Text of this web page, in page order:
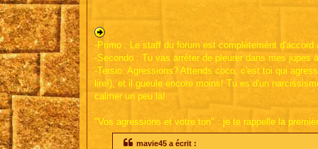
-Primo : Le staff du forum est complètement d'accord
-Secondo : Tu vas arrêter de pleurer dans mes jupes
-Tersio: Agressions? Attends coco, c'est toi qui
lire!), et il gueule encore moins! Tu es d'un
calmer un peu là!
"Vos agressions et votre ton" : je te rappelle la
mavie45 a écrit :